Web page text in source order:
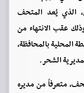
الذي يُعد المتحف
عقب الانتهاء من
المحلية بالمحافظة،
الشحر.
متعرفاً من مديره